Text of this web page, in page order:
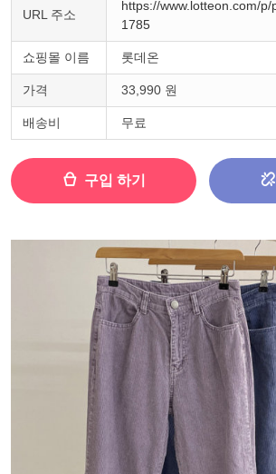
URL 주소
https://www.lotteon.com/
1785
쇼핑몰 이름 롯데온
가격 33,990 원
배송비 무료
구입 하기